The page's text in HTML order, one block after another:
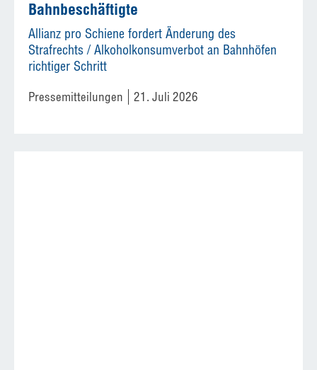
Bahnbeschäftigte
Allianz pro Schiene fordert Änderung des
Strafrechts / Alkoholkonsumverbot an Bahnhöfen
richtiger Schritt
Pressemitteilungen 21. Juli 2026